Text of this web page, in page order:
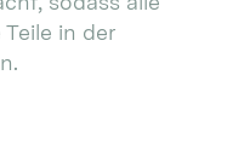
in der